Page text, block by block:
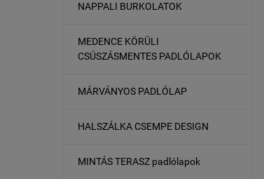
NAPPALI BURKOLATOK
MEDENCE KÖRÜLI
CSÚSZÁSMENTES PADLÓLAPOK
MÁRVÁNYOS PADLÓLAP
HALSZÁLKA CSEMPE DESIGN
MINTÁS TERASZ padlólapok